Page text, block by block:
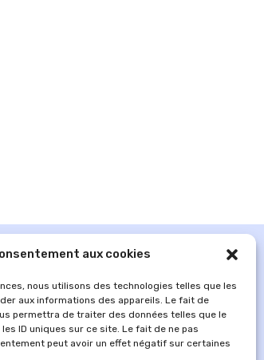
aux cookies
nous utilisons des technologies telles que les
aux informations des appareils. Le fait de
permettra de traiter des données telles que le
ID uniques sur ce site. Le fait de ne pas
peut avoir un effet négatif sur certaines